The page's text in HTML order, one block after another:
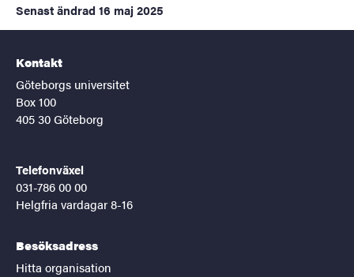
Senast ändrad 16 maj 2025
Kontakt
Göteborgs universitet
Box 100
405 30 Göteborg
Telefonväxel
031-786 00 00
Helgfria vardagar 8-16
Besöksadress
Hitta organisation